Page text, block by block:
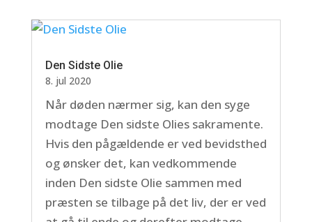
Den Sidste Olie
8. jul 2020
Når døden nærmer sig, kan den syge
modtage Den sidste Olies sakramente.
Hvis den pågældende er ved bevidsthed
og ønsker det, kan vedkommende
inden Den sidste Olie sammen med
præsten se tilbage på det liv, der er ved